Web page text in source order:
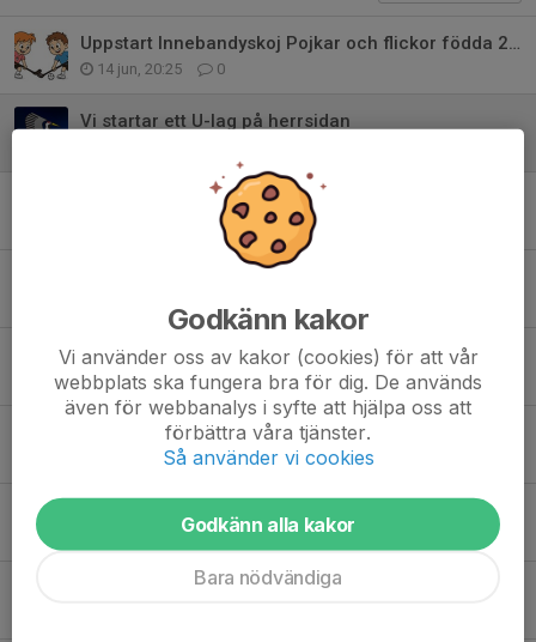
Uppstart Innebandyskoj Pojkar och flickor födda 2020
14 jun, 20:25 0
Vi startar ett U-lag på herrsidan
Anmälan till årets sommarskola är nu öppen!
0
Ikväll ska det avgöras!
31 mar, 11:15 0
Vinst i måstematchen mot Linköping!
30 mar, 09:00 0
29 mar, 09:30 0
Godkänn kakor
Vi använder oss av kakor (cookies) för att vår
webbplats ska fungera bra för dig. De används
även för webbanalys i syfte att hjälpa oss att
förbättra våra tjänster.
Så använder vi cookies
Godkänn alla kakor
Bara nödvändiga